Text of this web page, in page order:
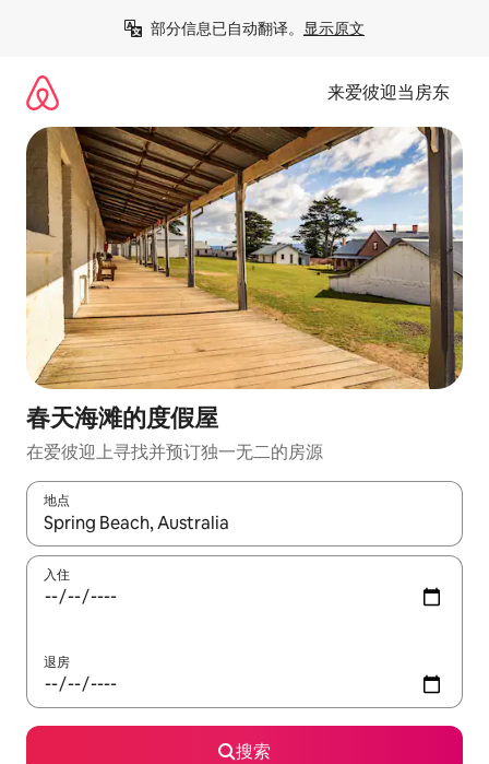
部分信息已自动翻译。 显示原文
来爱彼迎当房东
春天海滩的度假屋
在爱彼迎上寻找并预订独一无二的房源
地点
如有搜索结果，请使用上下方向键查看，或通过点击或滑动手势
入住
退房
搜索